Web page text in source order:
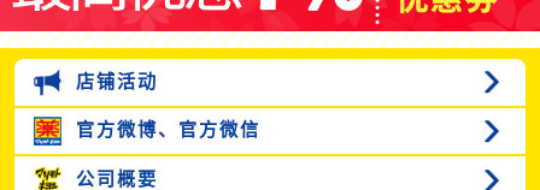
店铺活动
官方微博、 官方微信
公司概要